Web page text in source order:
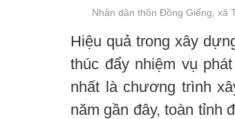
Nhân dân thôn Đồng Giếng, xã
Hiệu quả trong xây
thúc đẩy nhiệm vụ
nhất là chương trình
năm gần đây, toàn tỉnh